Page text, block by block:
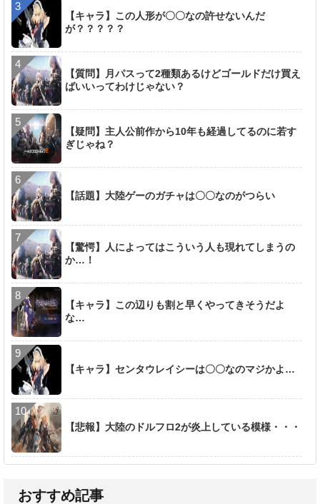
【キャラ】この人形が〇〇なの許せないんだ
が？？？？？
【質問】月パスって2種類あるけどゴールドだけ買え
ばいいってわけじゃない？
【疑問】主人公前作から10年も経過してるのに若す
ぎじゃね？
【話題】大陸ゲーのガチャは〇〇なのがつらい
【驚愕】人によってはこういう人も現れてしまうの
か…！
【キャラ】この辺りも割と早くやってきそうだよ
な…
【キャラ】センタウレイシーは〇〇なのマジかよ…
【悲報】大陸のドルフロ2が炎上している模様・・・
おすすめ記事